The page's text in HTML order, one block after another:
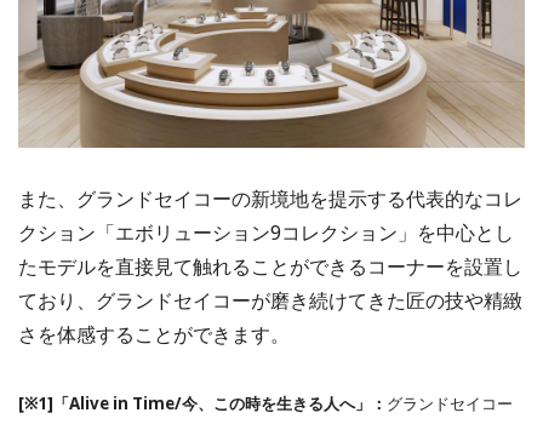
また、グランドセイコーの新境地を提示する代表的なコレ
クション「エボリューション9コレクション」を中心とし
たモデルを直接見て触れることができるコーナーを設置し
ており、グランドセイコーが磨き続けてきた匠の技や精緻
さを体感することができます。
[※1]「Alive in Time/今、この時を生きる人へ」： グランドセイコー